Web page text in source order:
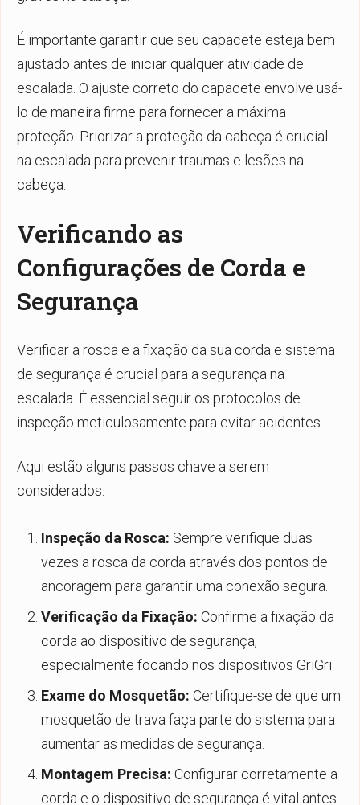
É importante garantir que seu capacete esteja bem
ajustado antes de iniciar qualquer atividade de
escalada. O ajuste correto do capacete envolve usá-
lo de maneira firme para fornecer a máxima
proteção. Priorizar a proteção da cabeça é crucial
na escalada para prevenir traumas e lesões na
cabeça.
Verificando as
Configurações de Corda e
Segurança
Verificar a rosca e a fixação da sua corda e sistema
de segurança é crucial para a segurança na
escalada. É essencial seguir os protocolos de
inspeção meticulosamente para evitar acidentes.
Aqui estão alguns passos chave a serem
considerados:
Inspeção da Rosca: Sempre verifique duas
vezes a rosca da corda através dos pontos de
ancoragem para garantir uma conexão segura.
Verificação da Fixação: Confirme a fixação da
corda ao dispositivo de segurança,
especialmente focando nos dispositivos GriGri.
Exame do Mosquetão: Certifique-se de que um
mosquetão de trava faça parte do sistema para
aumentar as medidas de segurança.
Montagem Precisa: Configurar corretamente a
corda e o dispositivo de segurança é vital antes